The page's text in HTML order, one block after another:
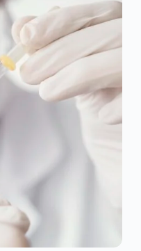
os protocolos
e QO) estão
projeto de
que entrega,
e